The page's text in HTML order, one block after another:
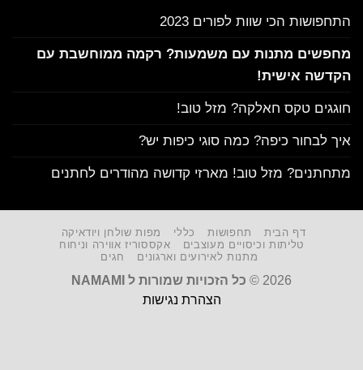
התחפושות הכי שוות לפורים 2023
מחפשים מתנות עם משמעות? רקמה ממוחשבת עם
הקדשה אישית!
חוגגים טקס חאלקה? מזל טוב!
איך לבחור כיפה? כמה סוגי כיפות יש?
מתחתנים? מזל טוב! מארזי קדושה מהודרים לחתנים
דף הבית תחפושות כללי
מפות שולחן ויודאיקה
טליתות וכיסויים מעוצבים
אקססוריז אווירה וניחוח
מתנות לאירועים וארגונים
חגים
2026 ©
כל הזכויות שמורות ל NAMAMI
הצהרת נגישות